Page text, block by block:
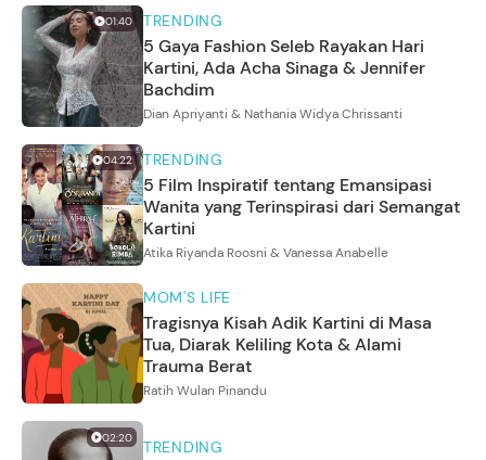
01:40 TRENDING
5 Gaya Fashion Seleb Rayakan Hari
Kartini, Ada Acha Sinaga & Jennifer
Bachdim
Dian Apriyanti & Nathania Widya Chrissanti
04:22 TRENDING
5 Film Inspiratif tentang Emansipasi
Wanita yang Terinspirasi dari Semangat
Kartini
Atika Riyanda Roosni & Vanessa Anabelle
MOM'S LIFE
Tragisnya Kisah Adik Kartini di Masa
Tua, Diarak Keliling Kota & Alami
Trauma Berat
Ratih Wulan Pinandu
02:20 TRENDING